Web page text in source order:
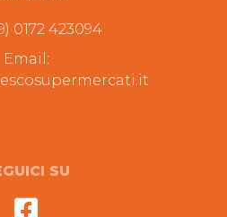
0172 423094
Email:
SU